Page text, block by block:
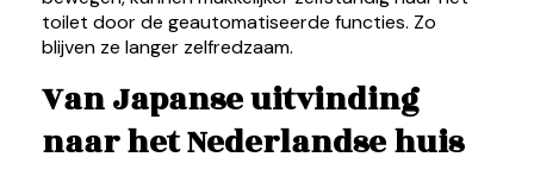
toilet door de geautomatiseerde functies. Zo
blijven ze langer zelfredzaam.
Van Japanse uitvinding
naar het Nederlandse huis